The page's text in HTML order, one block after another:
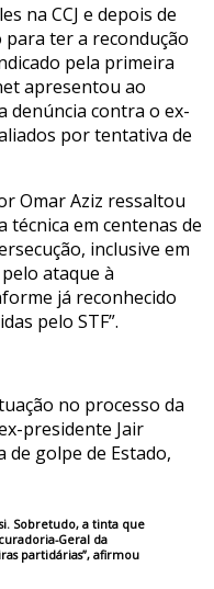
na CCJ e depois de
ter a recondução
pela primeira
apresentou ao
denúncia contra o ex-
por tentativa de
Omar Aziz ressaltou
técnica em centenas de
inclusive em
ataque à
já reconhecido
pelo STF”.
no processo da
presidente Jair
golpe de Estado,
Sobretudo, a tinta que
Geral da
partidárias”, afirmou